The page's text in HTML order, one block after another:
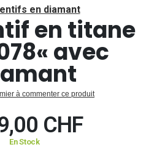
en diamant
en titane
avec
à commenter ce produit
CHF
En Stock